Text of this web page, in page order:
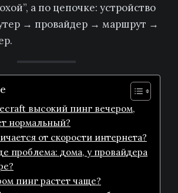
а по цепочке: устройство
→ провайдер → маршрут →
высокий пинг вечером,
нормальный?
от скорости интернета?
проблема: дома, у провайдера
пинг растет чаще?